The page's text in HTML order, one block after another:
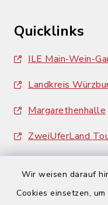
Wir weisen darauf
Cookies einsetzen,
Quicklinks
ILE Main-Wein-
Landkreis
Margarethenhalle
ZweiUferLand